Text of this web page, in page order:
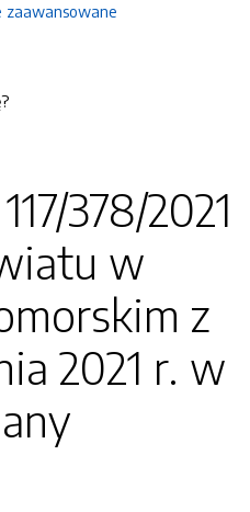
zaawansowane
378/2021
w
z
2021 r. w